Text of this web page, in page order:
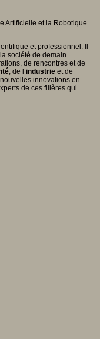
et professionnel. Il
société de demain.
de rencontres et de
, de l’industrie et de
innovations en
de ces filières qui